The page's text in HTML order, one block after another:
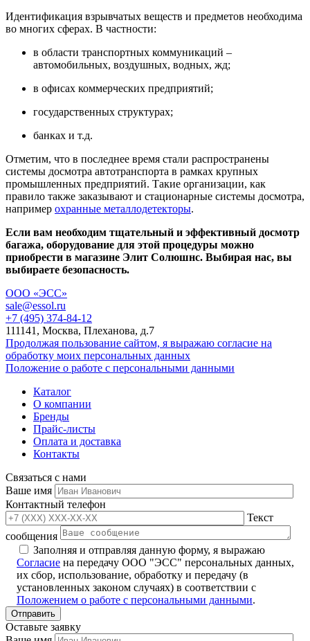
Идентификация взрывчатых веществ и предметов необходима
во многих сферах. В частности:
в области транспортных коммуникаций –
автомобильных, воздушных, водных, жд;
в офисах коммерческих предприятий;
государственных структурах;
банках и т.д.
Отметим, что в последнее время стали распространены
системы досмотра автотранспорта в рамках крупных
промышленных предприятий. Такие организации, как
правило также заказывают и стационарные системы досмотра,
например охранные металлодетекторы.
Если вам необходим тщательный и эффективный досмотр
багажа, оборудование для этой процедуры можно
приобрести в магазине Элит Солюшнс. Выбирая нас, вы
выбираете безопасность.
ООО «ЭСС»
sale@essol.ru
+7 (495) 374-84-12
111141, Москва, Плеханова, д.7
Продолжая пользование сайтом, я выражаю согласие на
обработку моих персональных данных
Положение о работе с персональными данными
Каталог
О компании
Бренды
Прайс-листы
Оплата и доставка
Контакты
Связаться с нами
Ваше имя
Контактный телефон
Текст
сообщения
Заполняя и отправляя данную форму, я выражаю
Согласие на передачу ООО "ЭСС" персональных данных,
их сбор, использование, обработку и передачу (в
установленных законом случаях) в соответствии с
Положением о работе с персональными данными.
Оставьте заявку